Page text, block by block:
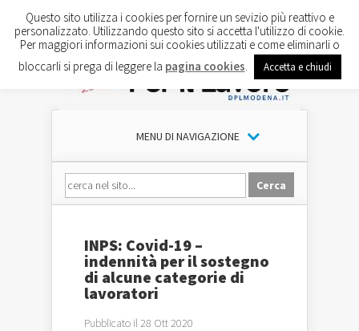
MENU DI NAVIGAZIONE
INPS: Covid-19 –
indennità per il sostegno
di alcune categorie di
lavoratori
Pubblicato il 28 Ott 2020
Questo sito utilizza i cookies per fornire un sevizio più reattivo e
personalizzato. Utilizzando questo sito si accetta l'utilizzo di cookie.
Per maggiori informazioni sui cookies utilizzati e come eliminarli o
bloccarli si prega di leggere la pagina cookies Accetta e chiudi